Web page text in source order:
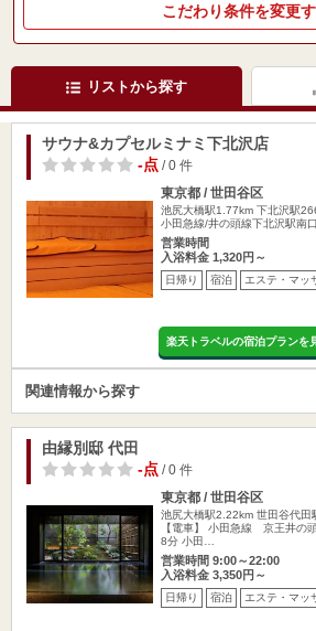
こだわり条件を変更
リストから探す
サウナ&カプセルミナミ下北沢店
-点/ 0 件
東京都 / 世田谷区
池尻大橋駅1.77km 下北沢駅
小田急線/井の頭線下北沢駅南
営業時間
入浴料金 1,320円～
日帰り 宿泊 エステ・マッ
楽天トラベルの宿泊プランを
関連情報から探す
由縁別邸 代田
-点/ 0 件
東京都 / 世田谷区
池尻大橋駅2.22km 世田谷代田
【電車】 小田急線 京王井
8分 小田…
営業時間 9:00～22:00
入浴料金 3,350円～
日帰り 宿泊 エステ・マッ